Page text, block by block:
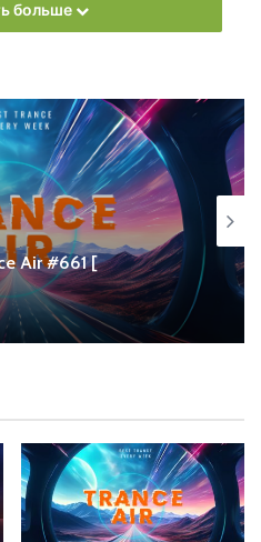
выпусков
VK:
Trance-Air"
Trance-Air"
RadioShow-Trance-Air
больше
Air #661 [